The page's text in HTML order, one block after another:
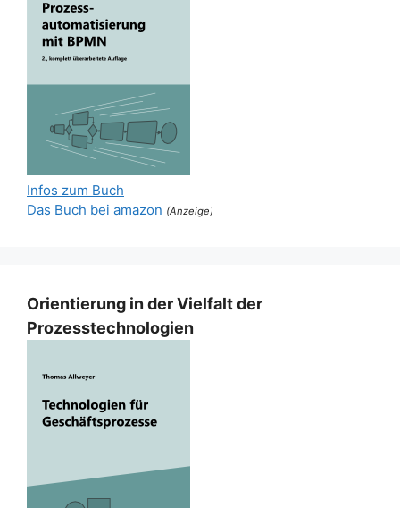
Infos zum Buch
Das Buch bei amazon (Anzeige)
Orientierung in der Vielfalt der
Prozesstechnologien